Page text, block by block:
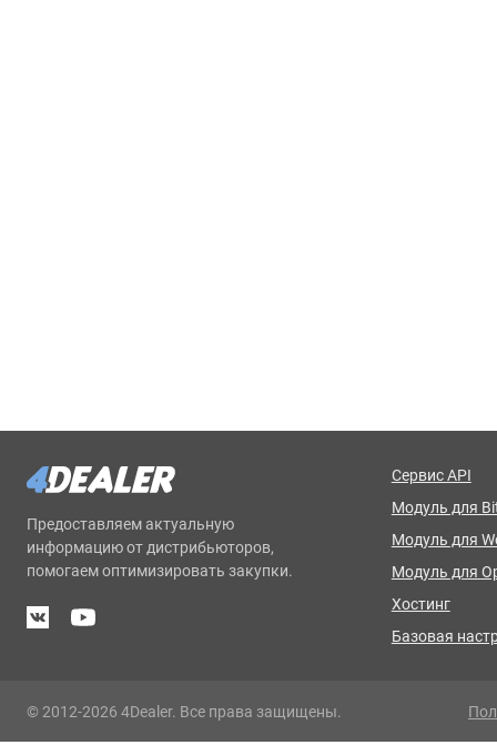
Предоставляем актуальную
информацию от дистрибьюторов,
помогаем оптимизировать закупки.
Сервис API
Модуль для
Модуль для
Модуль для
Хостинг
Базовая
© 2012-2026 4Dealer. Все права защищены.